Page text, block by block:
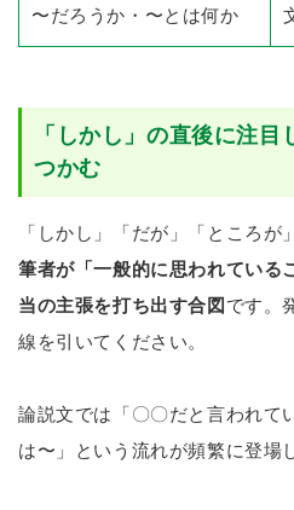
〜だろうか・〜とは何か
「しかし」の直後に注
つかむ
「しかし」「だが」「ところが
筆者が「一般的に思われている
当の主張を打ち出す合図 です。
線を引いてください。
論説文では「〇〇だと言われて
は〜」という流れが頻繁に登場